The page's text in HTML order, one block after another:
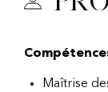
Maîtrise